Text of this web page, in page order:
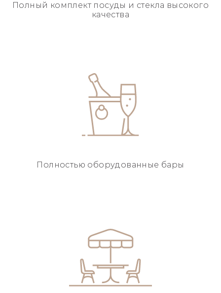
Полный комплект посуды и стекла высокого
качества
Полностью оборудованные бары